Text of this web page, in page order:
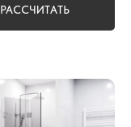
РАССЧИТАТЬ